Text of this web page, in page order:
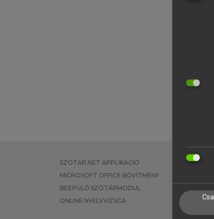
SZOTAR.NET APPLIKÁCIÓ
MICROSOFT OFFICE BŐVÍTMÉNY
BEÉPÜLŐ SZÓTÁRMODUL
ONLINE NYELVVIZSGA
EGYÉNI
VÁLLALATI